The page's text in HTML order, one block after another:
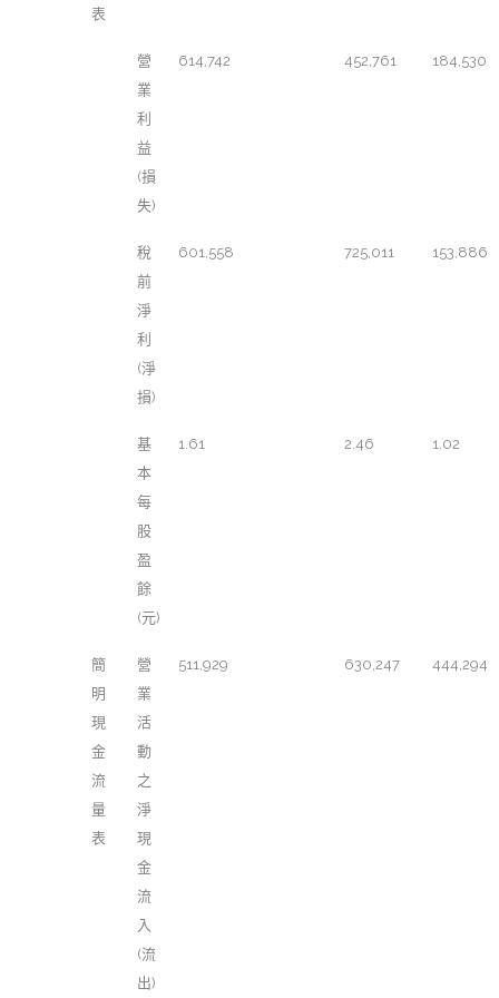
表
營
業
利
益
(損
失)
614,742 452,761 184,530
稅
前
淨
利
(淨
損)
601,558 725,011 153,886
基
本
每
股
盈
餘
(元)
1.61 2.46 1.02
簡
明
現
金
流
量
表
營
業
活
動
之
淨
現
金
流
入
(流
出)
511,929 630,247 444,294